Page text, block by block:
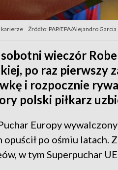
karierze Źródło: PAP/EPA/Alejandro Garcia
wieczór
po raz pierwszy
i rozpocznie
polski piłkarz
Europy
po ośmiu latach.
w tym Superpuchar